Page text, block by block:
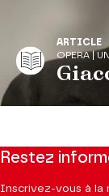
ARTICLE
OPERA |
Restez
Inscrivez-vous à la